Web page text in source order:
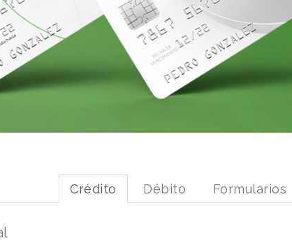
Crédito Débito Formularios